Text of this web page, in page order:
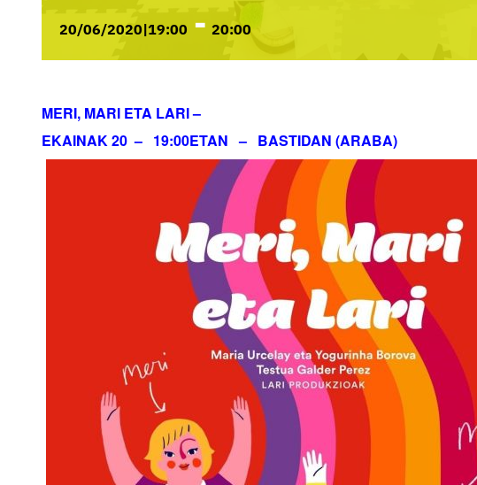
20/06/2020|19:00 - 20:00
MERI, MARI ETA LARI –
EKAINAK 20 – 19:00ETAN – BASTIDAN (ARABA)